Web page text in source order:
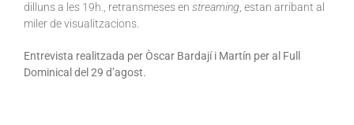
dilluns a les 19h., retransmeses en streaming , estan arribant al
miler de visualitzacions.
Entrevista realitzada per Òscar Bardají i Martín per al Full
Dominical del 29 d’agost.